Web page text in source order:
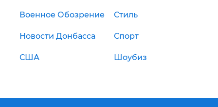
Военное Обозрение Стиль
Новости Донбасса Спорт
США Шоубиз